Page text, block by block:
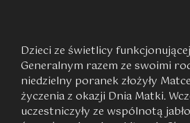
Dzieci ze świetlicy
Generalnym razem ze swoimi
niedzielny poranek złożyły
życzenia z okazji Dnia Matki.
uczestniczyły ze wspólnotą